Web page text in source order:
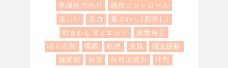
基礎体力作り
感情コントロール
楽しい
活力
皿まわし(皿回し)
皿まわしダイエット
真我発見
眠りの質
睡眠 瞑想 美肌
脳波振動
腸運動
自信 自然治癒力
評判